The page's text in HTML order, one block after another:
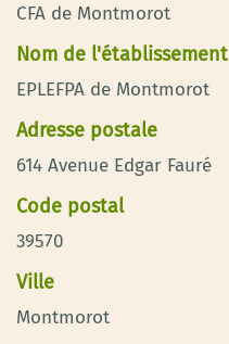
CFA de Montmorot
Nom de l'établissement
EPLEFPA de Montmorot
Adresse postale
614 Avenue Edgar Fauré
Code postal
39570
Ville
Montmorot